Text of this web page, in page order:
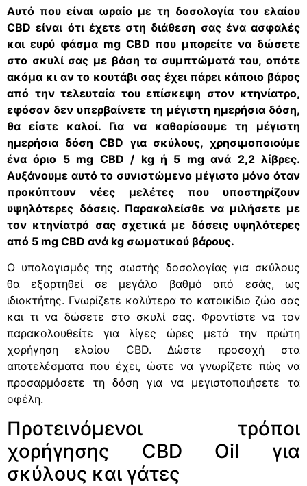
Αυτό που είναι ωραίο με τη δοσολογία του ελαίου
CBD είναι ότι έχετε στη διάθεση σας ένα ασφαλές
και ευρύ φάσμα mg CBD που μπορείτε να δώσετε
στο σκυλί σας με βάση τα συμπτώματά του, οπότε
ακόμα κι αν το κουτάβι σας έχει πάρει κάποιο βάρος
από την τελευταία του επίσκεψη στον κτηνίατρο,
εφόσον δεν υπερβαίνετε τη μέγιστη ημερήσια δόση,
θα είστε καλοί. Για να καθορίσουμε τη μέγιστη
ημερήσια δόση CBD για σκύλους, χρησιμοποιούμε
ένα όριο 5 mg CBD / kg ή 5 mg ανά 2,2 λίβρες.
Αυξάνουμε αυτό το συνιστώμενο μέγιστο μόνο όταν
προκύπτουν νέες μελέτες που υποστηρίζουν
υψηλότερες δόσεις. Παρακαλείσθε να μιλήσετε με
τον κτηνίατρό σας σχετικά με δόσεις υψηλότερες
από 5 mg CBD ανά kg σωματικού βάρους.
Ο υπολογισμός της σωστής δοσολογίας για σκύλους
θα εξαρτηθεί σε μεγάλο βαθμό από εσάς, ως
ιδιοκτήτης. Γνωρίζετε καλύτερα το κατοικίδιο ζώο σας
και τι να δώσετε στο σκυλί σας. Φροντίστε να τον
παρακολουθείτε για λίγες ώρες μετά την πρώτη
χορήγηση ελαίου CBD. Δώστε προσοχή στα
αποτελέσματα που έχει, ώστε να γνωρίζετε πώς να
προσαρμόσετε τη δόση για να μεγιστοποιήσετε τα
οφέλη.
Προτεινόμενοι τρόποι
χορήγησης CBD Oil για
σκύλους και γάτες